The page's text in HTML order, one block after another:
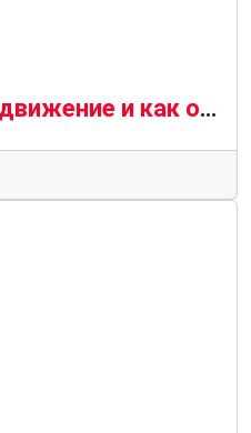
Что такое SEO продвижение и как оно приносит бизнесу заявки